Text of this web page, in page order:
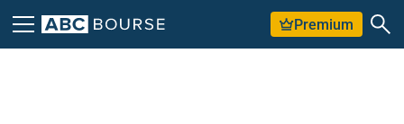
Premium